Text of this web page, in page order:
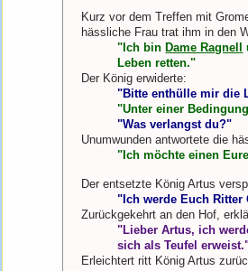
Kurz vor dem Treffen mit
hässliche Frau trat ihm in den
"Ich bin Dame Ragnell
Leben retten."
Der König erwiderte:
"Bitte enthülle mir die
"Unter einer
"Was verlangst du?"
Unumwunden antwortete die
"Ich möchte einen
Der entsetzte König Artus
"Ich werde Euch
Zurückgekehrt an den Hof,
"Lieber Artus, ich
sich als Teufel
Erleichtert ritt König Artus